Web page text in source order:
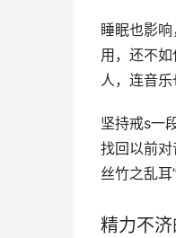
睡眠也影
用，还不
人，连音乐
坚持戒s一
找回以前对
丝竹之乱耳
精力不